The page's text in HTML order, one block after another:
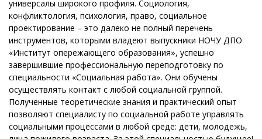
универсалы широкого профиля. Социология,
конфликтология, психология, право, социальное
проектирование – это далеко не полный перечень
инструментов, которыми владеют выпускники НОЧУ ДПО
«Институт опережающего образования», успешно
завершившие профессиональную переподготовку по
специальности «Социальная работа». Они обучены
осуществлять контакт с любой социальной группой.
Полученные теоретические знания и практический опыт
позволяют специалисту по социальной работе управлять
социальными процессами в любой среде: дети, молодежь,